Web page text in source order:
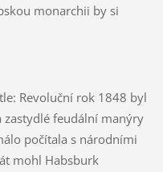
monarchii by si
Revoluční rok 1848 byl
feudální manýry
počítala s národními
mohl Habsburk